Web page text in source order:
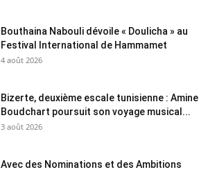
Bouthaina Nabouli dévoile « Doulicha » au
Festival International de Hammamet
4 août 2026
Bizerte, deuxième escale tunisienne : Amine
Boudchart poursuit son voyage musical...
3 août 2026
Avec des Nominations et des Ambitions